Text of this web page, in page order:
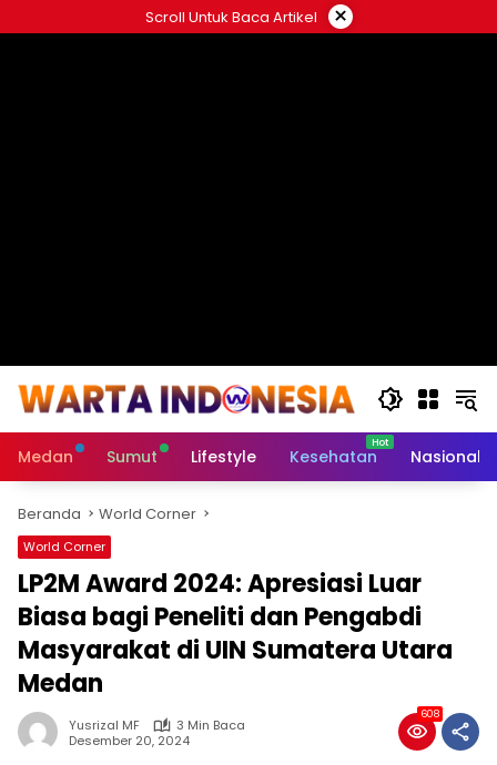
ke
Scroll Untuk Baca Artikel ×
Medan Sumut Lifestyle Kesehatan Nasional
Beranda World Corner
World Corner
LP2M Award 2024: Apresiasi Luar
Biasa bagi Peneliti dan Pengabdi
Masyarakat di UIN Sumatera Utara
Medan
Yusrizal MF
3 Min Baca
Desember 20, 2024
608